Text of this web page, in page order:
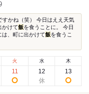
すかね（笑） 今日はええ天気
かけて飯を食うことに。 今日
、町に出かけて飯を食うこ
火
11
水
12
木
13